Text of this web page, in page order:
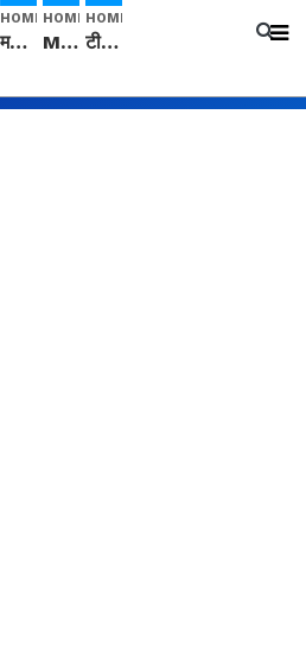
HOME
मनीषा हत्याकांड: हत्या, आत्महत्या या कोई बड़ा राज? | Full Story | Josh Haryana
HOME
Mangalsutra: हिंदू धर्म में शादी के बाद मंगलसूत्र क्यों पहनती है महिलाएं, किसने शुरु की ये परंपरा
HOME
टीम बीकेई ने एग्रीकल्चर ग्रेड की यूरिया खाद गट्टों में बदलकर टेक्निकल ग्रेड में बेचने वालों पर करवाई कार्रवाई: लखविंदर सिंह औलख